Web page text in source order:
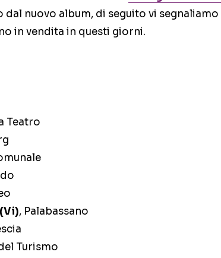
nuovo album, di seguito vi segnaliamo
in vendita in questi giorni.
Teatro
, Palabassano
Turismo